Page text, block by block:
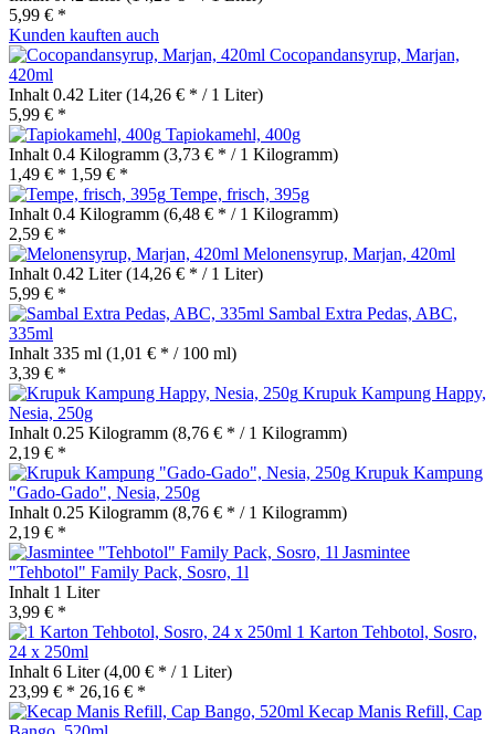
5,99 € *
Kunden kauften auch
Cocopandansyrup, Marjan,
420ml
Inhalt 0.42 Liter(14,26 € * / 1 Liter)
5,99 € *
Tapiokamehl, 400g
Inhalt 0.4 Kilogramm (3,73 € * / 1 Kilogramm)
1,49 € * 1,59 € *
Tempe, frisch, 395g
Inhalt 0.4 Kilogramm (6,48 € * / 1 Kilogramm)
2,59 € *
Melonensyrup, Marjan, 420ml
Inhalt 0.42 Liter(14,26 € * / 1 Liter)
5,99 € *
Sambal Extra Pedas, ABC,
335ml
Inhalt 335 ml (1,01 € * / 100 ml)
3,39 € *
Krupuk Kampung Happy,
Nesia, 250g
Inhalt 0.25 Kilogramm (8,76 € * / 1 Kilogramm)
2,19 € *
Krupuk Kampung
"Gado-Gado", Nesia, 250g
Inhalt 0.25 Kilogramm (8,76 € * / 1 Kilogramm)
2,19 € *
Jasmintee
"Tehbotol" Family Pack, Sosro, 1l
Inhalt 1 Liter
3,99 € *
1 Karton Tehbotol, Sosro,
24 x 250ml
Inhalt 6 Liter(4,00 € * / 1 Liter)
23,99 € * 26,16 € *
Kecap Manis Refill, Cap